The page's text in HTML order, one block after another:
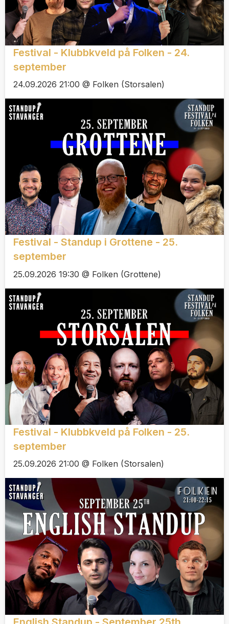
Festival - Klubbkveld på Folken - 24.
september
24.09.2026 21:00 @ Folken (Storsalen)
Festival - Standup i Grottene - 25.
september
25.09.2026 19:30 @ Folken (Grottene)
Festival - Klubbkveld på Folken - 25.
september
25.09.2026 21:00 @ Folken (Storsalen)